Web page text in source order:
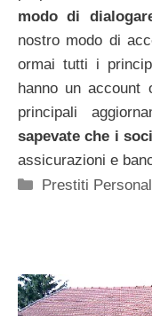
modo di
nostro modo di
ormai tutti i
hanno un
principali
sapevate che i
assicurazioni e
Categorie
Prestiti